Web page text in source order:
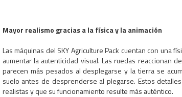
Mayor realismo gracias a la física y la animación
Las máquinas del SKY Agriculture Pack cuentan con una
aumentar la autenticidad visual. Las ruedas reaccionan
parecen más pesados al desplegarse y la tierra se
suelo antes de desprenderse al plegarse. Estos
realistas y que su funcionamiento resulte más auténtico.